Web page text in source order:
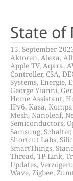
State of
15. September
Aktoren, Alexa,
Apple TV, Aqara,
Controller, CSA,
Systems, Energie,
George Yianni,
Home Assistant,
IPv6, Kasa,
Mesh, Nanoleaf,
Semiconductors,
Samsung, Schalter,
Shortcut Labs,
SmartThings,
Thread, TP-Link,
Updates,
Wave, Zigbee,